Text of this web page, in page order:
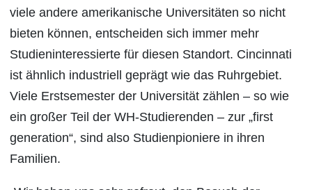
viele andere amerikanische Universitäten so nicht
bieten können, entscheiden sich immer mehr
Studieninteressierte für diesen Standort. Cincinnati
ist ähnlich industriell geprägt wie das Ruhrgebiet.
Viele Erstsemester der Universität zählen – so wie
ein großer Teil der WH-Studierenden – zur „first
generation“, sind also Studienpioniere in ihren
Familien.